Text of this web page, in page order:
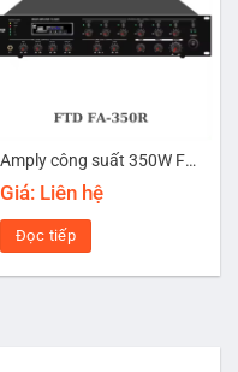
Amply công suất 350W FTD FA-350R
Giá: Liên hệ
Đọc tiếp